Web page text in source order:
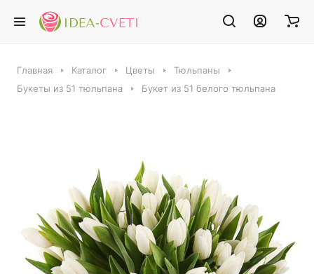
Главная Каталог Цветы
Тюльпаны
Букеты из 51 тюльпана
Букет из 51 белого тюльпана